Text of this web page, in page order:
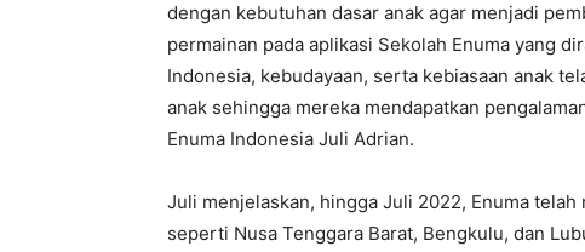
dengan kebutuhan dasar anak agar menjadi
permainan pada aplikasi Sekolah Enuma yang
Indonesia, kebudayaan, serta kebiasaan anak
anak sehingga mereka mendapatkan
Enuma Indonesia Juli Adrian.
Juli menjelaskan, hingga Juli 2022, Enuma
seperti Nusa Tenggara Barat, Bengkulu, dan